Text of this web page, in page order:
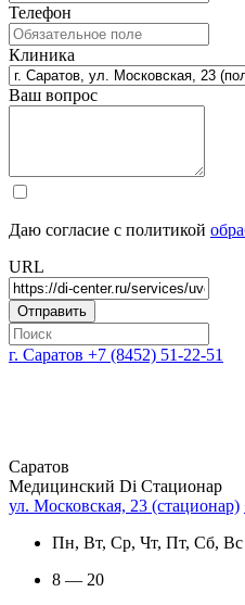
Телефон
Клиника
Ваш вопрос
Даю согласие с политикой
URL
г. Саратов +7 (8452) 51-22-51
Саратов
Медицинский Di Стационар
ул. Московская, 23 (стационар)
Пн, Вт, Ср, Чт, Пт, Сб, Вс
8 — 20